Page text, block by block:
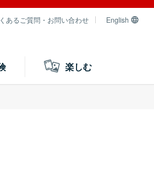
あるご質問・お問い合わせ English
楽しむ